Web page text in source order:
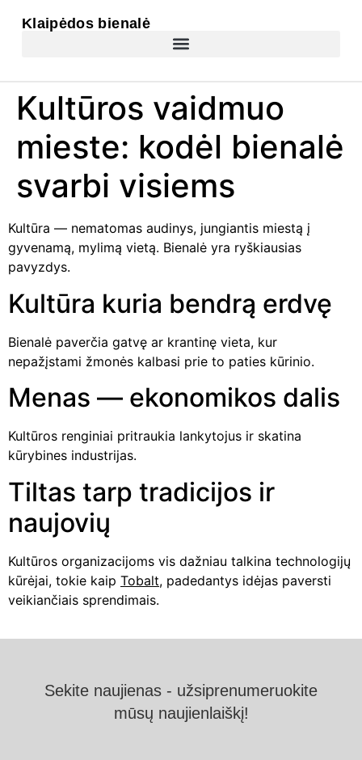
Klaipėdos bienalė
Kultūros vaidmuo
mieste: kodėl bienalė
svarbi visiems
Kultūra — nematomas audinys, jungiantis miestą į
gyvenamą, mylimą vietą. Bienalė yra ryškiausias
pavyzdys.
Kultūra kuria bendrą erdvę
Bienalė paverčia gatvę ar krantinę vieta, kur
nepažįstami žmonės kalbasi prie to paties kūrinio.
Menas — ekonomikos dalis
Kultūros renginiai pritraukia lankytojus ir skatina
kūrybines industrijas.
Tiltas tarp tradicijos ir
naujovių
Kultūros organizacijoms vis dažniau talkina technologijų
kūrėjai, tokie kaip Tobalt, padedantys idėjas paversti
veikiančiais sprendimais.
Sekite naujienas - užsiprenumeruokite
mūsų naujienlaiškį!